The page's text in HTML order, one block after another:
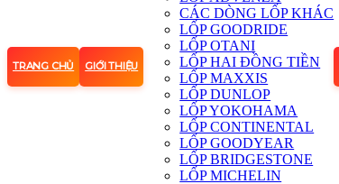
TRANG CHỦ GIỚI THIỆU
CÁC DÒNG LỐP KHÁC
LỐP GOODRIDE
LỐP OTANI
LỐP HAI ĐỒNG TIỀN
LỐP MAXXIS
LỐP DUNLOP
LỐP YOKOHAMA
LỐP CONTINENTAL
LỐP GOODYEAR
LỐP BRIDGESTONE
LỐP MICHELIN